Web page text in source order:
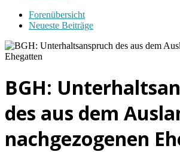
Forenübersicht
Neueste Beiträge
BGH:
des aus dem
nachgezogenen